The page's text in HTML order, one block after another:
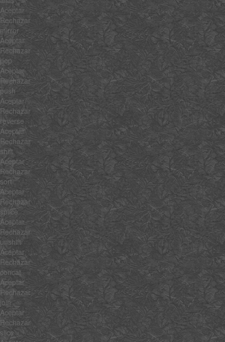
Aceptar
Rechazar
mirror
Aceptar
Rechazar
pop
Aceptar
Rechazar
push
Aceptar
Rechazar
reverse
Aceptar
Rechazar
shift
Aceptar
Rechazar
sort
Aceptar
Rechazar
splice
Aceptar
Rechazar
unshift
Aceptar
Rechazar
concat
Aceptar
Rechazar
join
Aceptar
Rechazar
slice